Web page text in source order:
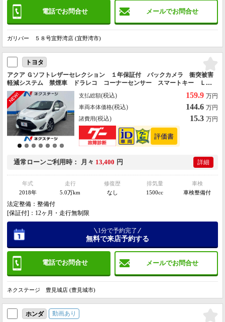
電話でお問合せ メールでお問合せ
ガリバー ５８号宜野湾店 (宜野湾市)
トヨタ
アクア Ｇソフトレザーセレクション １年保証付 バックカメラ 衝突被害
軽減システム 禁煙車 ドラレコ コーナーセンサー スマートキー ＬＥ
Ｄヘッド ビルトインＥＴＣ クルコン 純正１５インチＡＷ オートハイ
ビーム 車線逸脱警報
支払総額(税込) 159.9 万円
車両本体価格(税込) 144.6 万円
諸費用(税込) 15.3 万円
通常ローンご利用時 月々 13,400 円 詳細
年式
2018年
走行
5.0万km
修復歴
なし
排気量
1500cc
車検
車検整備付
法定整備：整備付
[保証付]：12ヶ月・走行無制限
電話でお問合せ メールでお問合せ
1分で予約完了
無料で来店予約する
ネクステージ 豊見城店 (豊見城市)
ホンダ
動画あり